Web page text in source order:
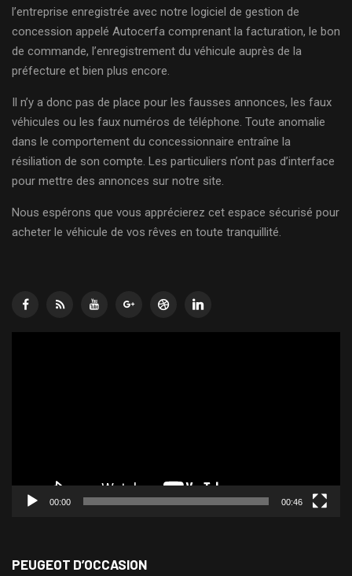
l’entreprise enregistrée avec notre logiciel de gestion de
concession appelé Autocerfa comprenant la facturation, le bon
de commande, l’enregistrement du véhicule auprès de la
préfecture et bien plus encore.
Il n’y a donc pas de place pour les fausses annonces, les faux
véhicules ou les faux numéros de téléphone. Toute anomalie
dans le comportement du concessionnaire entraîne la
résiliation de son compte. Les particuliers n’ont pas d’interface
pour mettre des annonces sur notre site.
Nous espérons que vous apprécierez cet espace sécurisé pour
acheter le véhicule de vos rêves en toute tranquillité.
00:00 00:46
PEUGEOT D’OCCASION